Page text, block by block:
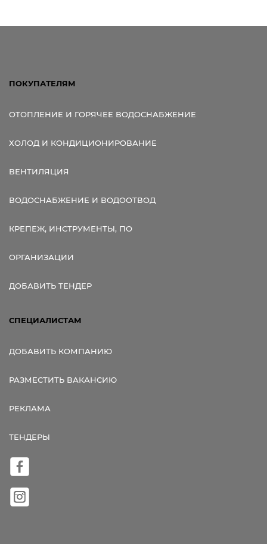
ПОКУПАТЕЛЯМ
ОТОПЛЕНИЕ И ГОРЯЧЕЕ ВОДОСНАБЖЕНИЕ
ХОЛОД И КОНДИЦИОНИРОВАНИЕ
ВЕНТИЛЯЦИЯ
ВОДОСНАБЖЕНИЕ И ВОДООТВОД
КРЕПЕЖ, ИНСТРУМЕНТЫ, ПО
ОРГАНИЗАЦИИ
ДОБАВИТЬ ТЕНДЕР
СПЕЦИАЛИСТАМ
ДОБАВИТЬ КОМПАНИЮ
РАЗМЕСТИТЬ ВАКАНСИЮ
РЕКЛАМА
ТЕНДЕРЫ